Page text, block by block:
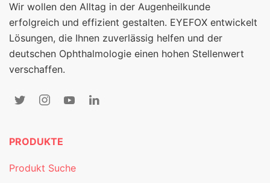
Wir wollen den Alltag in der Augenheilkunde
erfolgreich und effizient gestalten. EYEFOX entwickelt
Lösungen, die Ihnen zuverlässig helfen und der
deutschen Ophthalmologie einen hohen Stellenwert
verschaffen.
PRODUKTE
Produkt Suche